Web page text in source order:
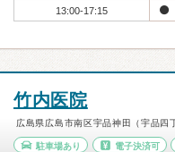
13:00-17:15
竹内医院
広島県広島市南区宇品神田（宇品四
駐車場あり 電子決済可